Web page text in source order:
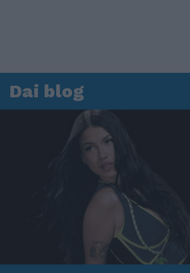
Dai blog